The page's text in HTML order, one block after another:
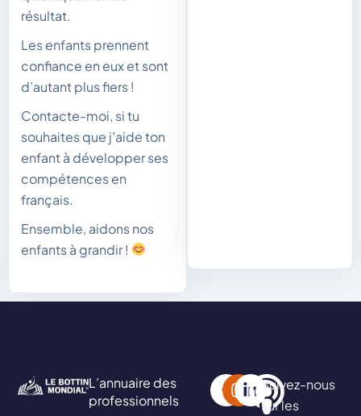
résultat.
Les enfants prennent
confiance en eux et sont
d’autant plus fiers !
Contacte-moi, si tu
souhaites que j’aide ton
enfant à développer ses
compétences en
français.
Ensemble, aidons nos
enfants à grandir !
L’annuaire des
professionnels
Suivez-nous
sur les